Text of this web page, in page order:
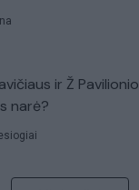
ir Ž
narė?